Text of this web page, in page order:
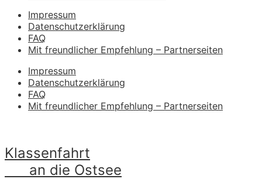
Impressum
Datenschutzerklärung
FAQ
Mit freundlicher Empfehlung – Partnerseiten
Impressum
Datenschutzerklärung
FAQ
Mit freundlicher Empfehlung – Partnerseiten
Klassenfahrt
an die Ostsee